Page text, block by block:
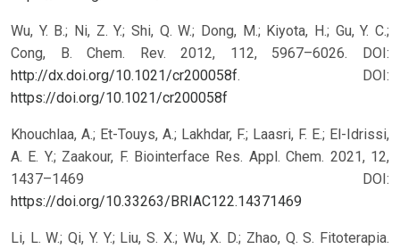
Wu, Y. B.; Ni, Z. Y.; Shi, Q. W.; Dong, M.; Kiyota, H.; Gu, Y. C.;
Cong, B. Chem. Rev. 2012, 112, 5967–6026. DOI:
http://dx.doi.org/10.1021/cr200058f. DOI:
https://doi.org/10.1021/cr200058f
Khouchlaa, A.; Et-Touys, A.; Lakhdar, F.; Laasri, F. E.; El-Idrissi,
A. E. Y.; Zaakour, F. Biointerface Res. Appl. Chem. 2021, 12,
1437–1469 DOI:
https://doi.org/10.33263/BRIAC122.14371469
Li, L. W.; Qi, Y. Y.; Liu, S. X.; Wu, X. D.; Zhao, Q. S. Fitoterapia.